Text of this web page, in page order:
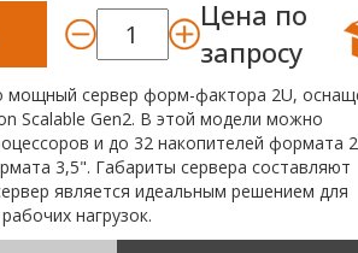
Цена по
запросу
мощный сервер форм-фактора 2U,
Scalable Gen2. В этой модели можно
и до 32 накопителей формата
3,5". Габариты сервера составляют
является идеальным решением для
нагрузок.